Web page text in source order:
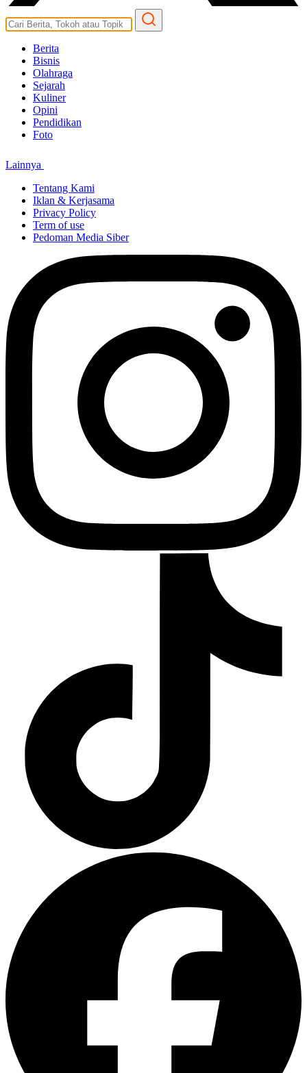
Berita
Bisnis
Olahraga
Sejarah
Kuliner
Opini
Pendidikan
Foto
Lainnya
Tentang Kami
Iklan & Kerjasama
Privacy Policy
Term of use
Pedoman Media Siber